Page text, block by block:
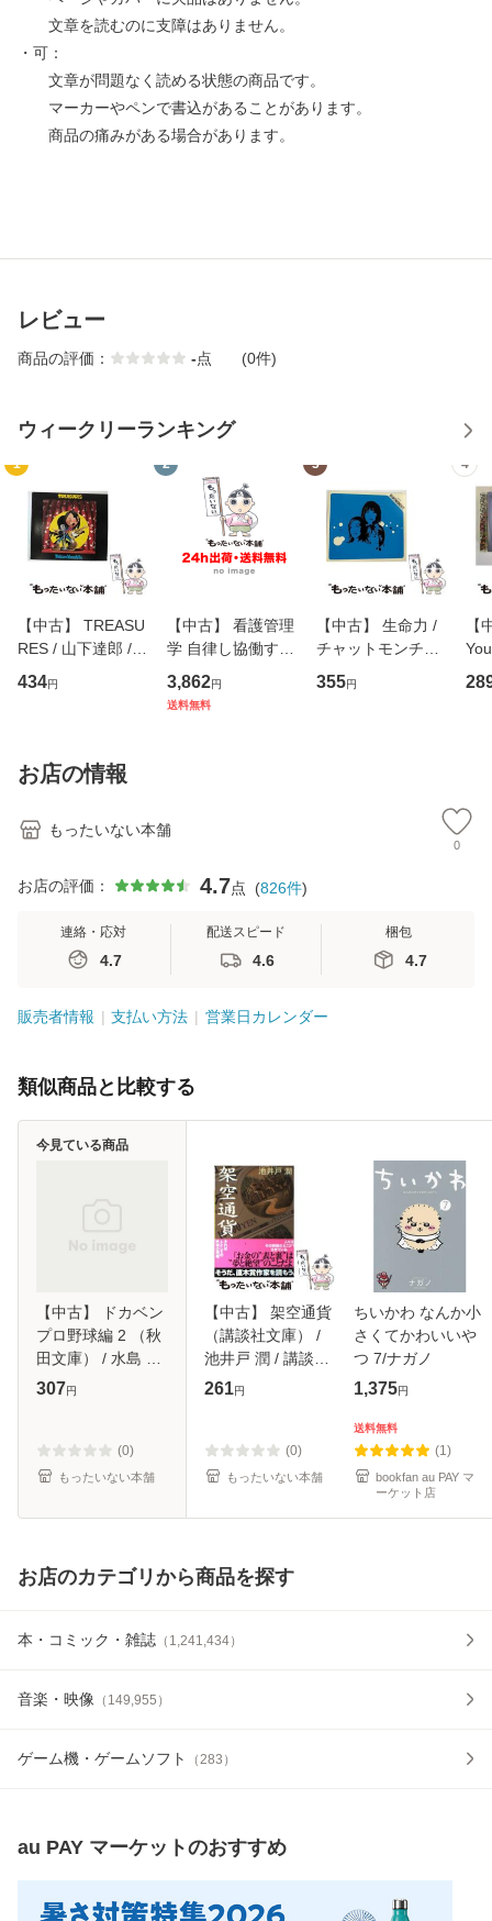
文章を読むのに支障はありません。
・可：
文章が問題なく読める状態の商品です。
マーカーやペンで書込があることがあります。
商品の痛みがある場合があります。
レビュー
商品の評価： -点 (0件)
ウィークリーランキング
1
【中古】 TREASU
RES / 山下達郎 /
イーストウエス
ト・ジャパン [CD]
434円
2
【中古】 看護管理
学 自律し協働する
専門職の看護マネ
ジメントスキル 改
3,862円
送料無料
3
【中古】 生命力 /
チャットモンチー /
キューンレコード
[CD]【メール便送
355円
4
【
のが
お店の情報
もったいない本舗
0
お店の評価： 4.7点 (826件)
連絡・応対
4.7
配送スピード
4.6
梱包
4.7
販売者情報 支払い方法 営業日カレンダー
類似商品と比較する
【中古】 ドカベン
プロ野球編 2 （秋
田文庫） / 水島 新
司 / 秋田書店 [文
307円
(0)
もったいない本舗
今見ている商品
【中古】 架空通貨
（講談社文庫） /
池井戸 潤 / 講談社
[文庫]【メール便送
261円
(0)
もったいない本舗
ちいかわ なんか小
さくてかわいいや
つ 7/ナガノ
1,375円
送料無料
(1)
bookfan au PAY マ
ーケット店
お店のカテゴリから商品を探す
本・コミック・雑誌 （ 1,241,434）
音楽・映像 （ 149,955 ）
ゲーム機・ゲームソフト （283 ）
au PAY マーケットのおすすめ